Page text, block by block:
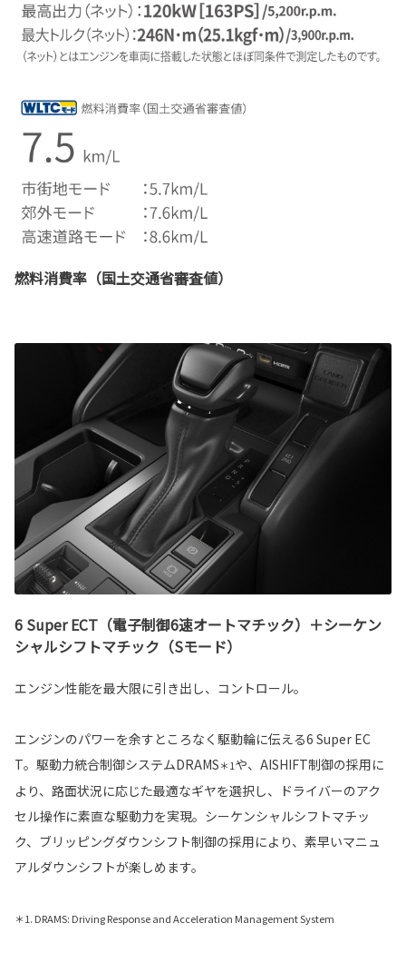
燃料消費率（国土交通省審査値）
6 Super ECT（電子制御6速オートマチック）＋シーケン
シャルシフトマチック（Sモード）
エンジン性能を最大限に引き出し、コントロール。
エンジンのパワーを余すところなく駆動輪に伝える6 Super EC
T。駆動力統合制御システムDRAMS＊1や、AISHIFT制御の採用に
より、路面状況に応じた最適なギヤを選択し、ドライバーのアク
セル操作に素直な駆動力を実現。シーケンシャルシフトマチッ
ク、ブリッピングダウンシフト制御の採用により、素早いマニュ
アルダウンシフトが楽しめます。
＊1. DRAMS: Driving Response and Acceleration Management System